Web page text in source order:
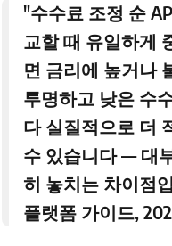
"수수료 조정 순
교할 때 유일하게
면 금리에 높거나
투명하고 낮은 수
다 실질적으로 더
수 있습니다 — 대
히 놓치는 차이점
플랫폼 가이드,